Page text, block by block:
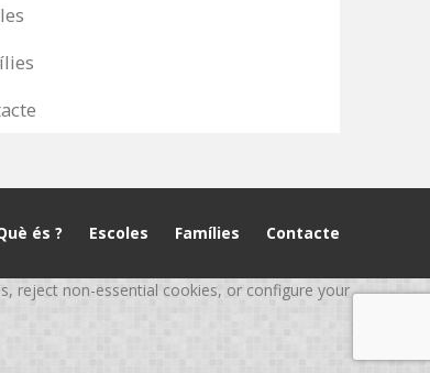
és ? Escoles Famílies Contacte
reject non-essential cookies, or configure your